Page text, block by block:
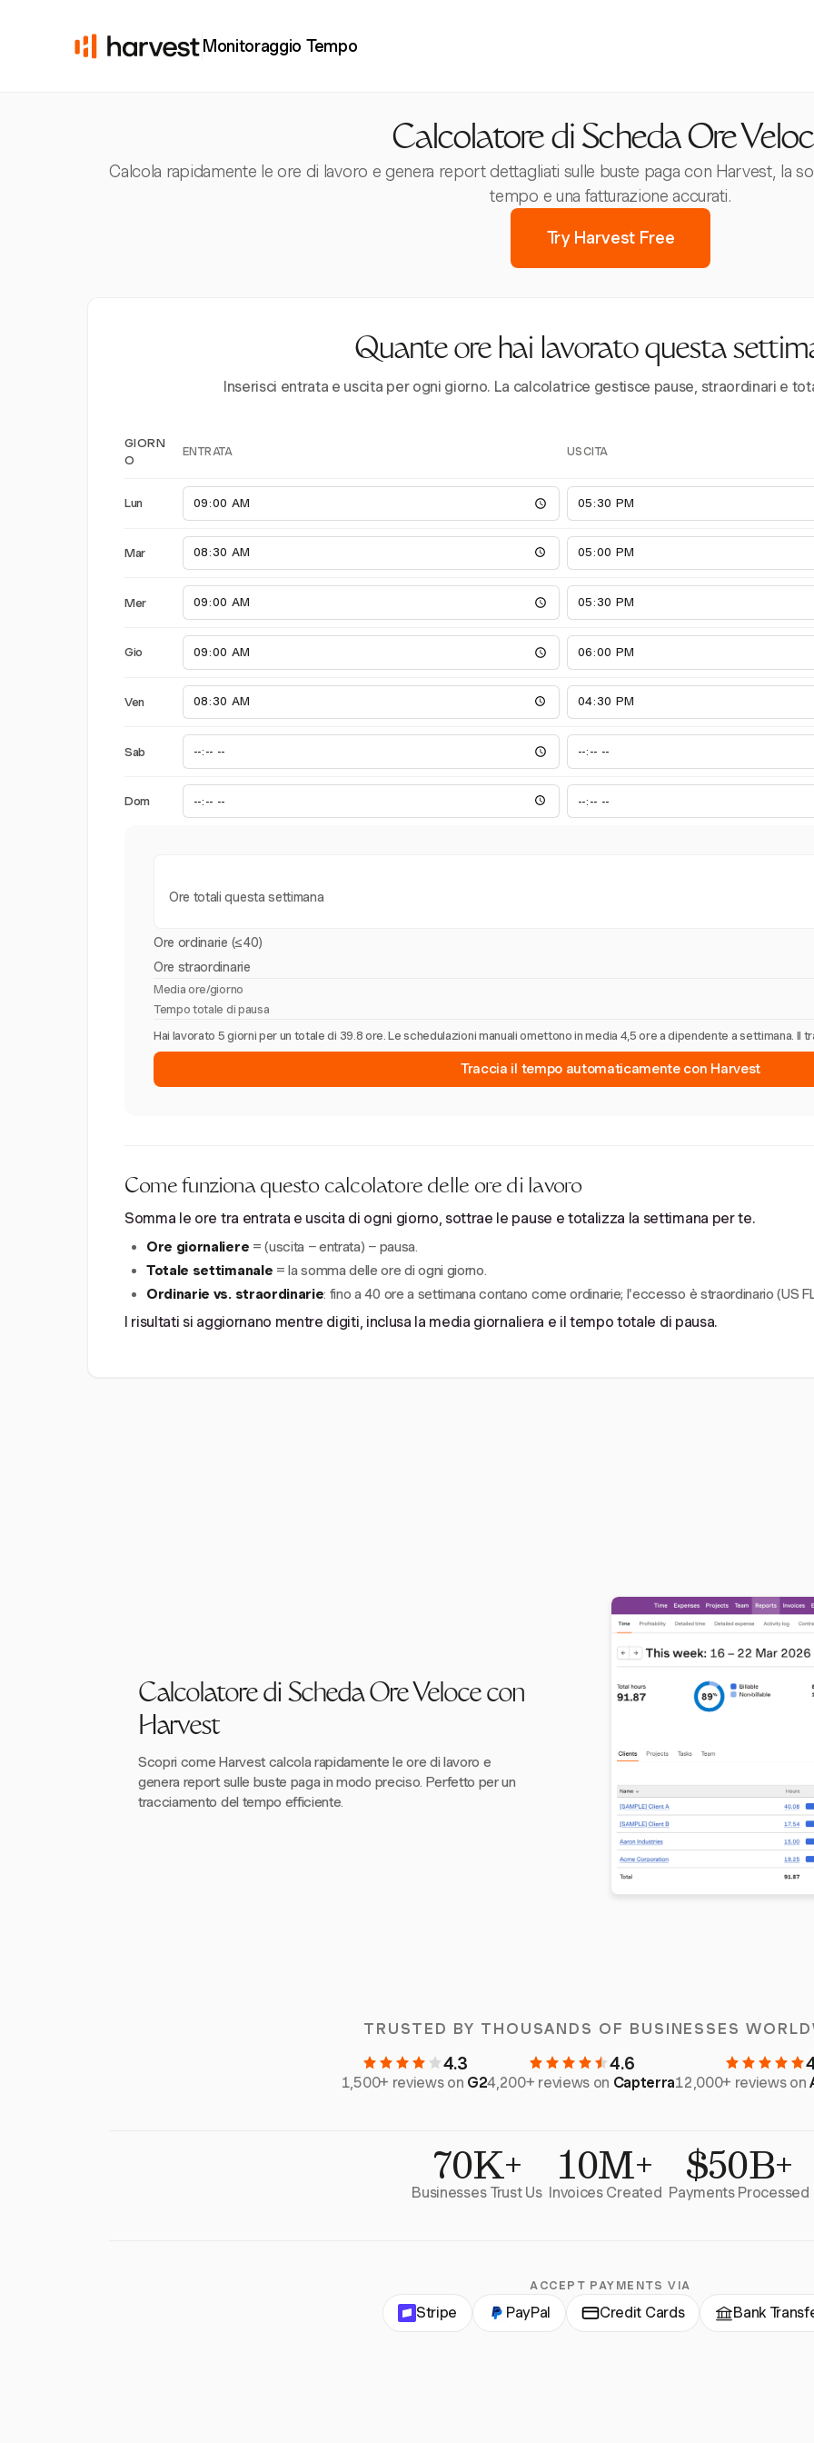
Monitoraggio Tempo
Calcolatore di Scheda Ore
Calcola rapidamente le ore di lavoro e genera report dettagliati sulle buste paga con Harvest, la
tempo e una fatturazione accurati.
Try Harvest Free
Quante ore hai lavorato questa
Inserisci entrata e uscita per ogni giorno. La calcolatrice gestisce pause, straordinari e
GIORN
O
ENTRATA USCITA
Lun
Mar
Mer
Gio
Ven
Sab
Dom
Ore totali questa settimana
Ore ordinarie (≤40)
Ore straordinarie
Media ore/giorno
Tempo totale di pausa
Hai lavorato 5 giorni per un totale di 39.8 ore. Le schedulazioni manuali omettono in media 4,5 ore a dipendente a settimana. Il
Traccia il tempo automaticamente con Harvest
Come funziona questo calcolatore delle ore di lavoro
Somma le ore tra entrata e uscita di ogni giorno, sottrae le pause e totalizza la settimana per te.
Ore giornaliere = (uscita − entrata) − pausa.
Totale settimanale = la somma delle ore di ogni giorno.
Ordinarie vs. straordinarie: fino a 40 ore a settimana contano come ordinarie; l'eccesso è straordinario (US
I risultati si aggiornano mentre digiti, inclusa la media giornaliera e il tempo totale di pausa.
Calcolatore di Scheda Ore Veloce con
Harvest
Scopri come Harvest calcola rapidamente le ore di lavoro e
genera report sulle buste paga in modo preciso. Perfetto per un
tracciamento del tempo efficiente.
TRUSTED BY THOUSANDS OF BUSINESSES
4.3
1,500+ reviews on G2
4.6
4,200+ reviews on Capterra12,000+ reviews on
70K+
Businesses Trust Us 10M+
Invoices Created $50B+
Payments Processed
ACCEPT PAYMENTS VIA
Stripe PayPal Credit Cards Bank